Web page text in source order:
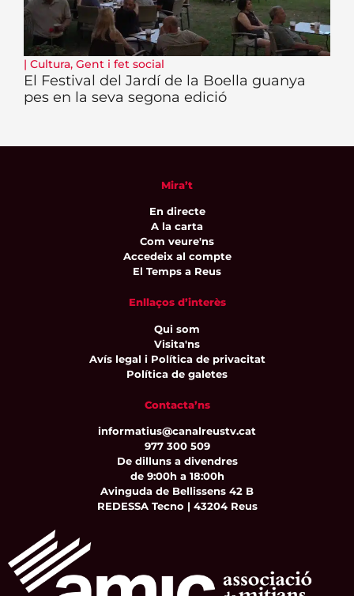
| Cultura, Gent i fet social
El Festival del Jardí de la Boella guanya
pes en la seva segona edició
Mira’t
En directe
A la carta
Com veure'ns
Accedeix al compte
El Temps a Reus
Enllaços d’interès
Qui som
Visita'ns
Avís legal i Política de privacitat
Política de galetes
Contacta’ns
informatius@canalreustv.cat
977 300 509
De dilluns a divendres
de 9:00h a 18:00h
Avinguda de Bellissens 42 B
REDESSA Tecno | 43204 Reus